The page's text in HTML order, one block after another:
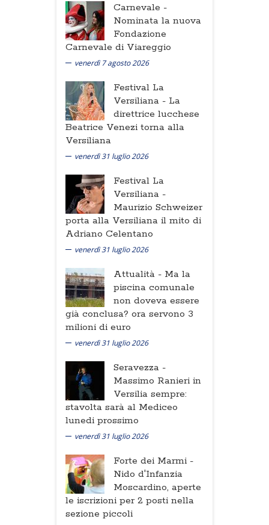
Carnevale -
Nominata la nuova
Fondazione
Carnevale di Viareggio
venerdì 7 agosto 2026
Festival La
Versiliana - La
direttrice lucchese
Beatrice Venezi torna alla
Versiliana
venerdì 31 luglio 2026
Festival La
Versiliana -
Maurizio Schweizer
porta alla Versiliana il mito di
Adriano Celentano
venerdì 31 luglio 2026
Attualità - Ma la
piscina comunale
non doveva essere
già conclusa? ora servono 3
milioni di euro
venerdì 31 luglio 2026
Seravezza -
Massimo Ranieri in
Versilia sempre:
stavolta sarà al Mediceo
lunedi prossimo
venerdì 31 luglio 2026
Forte dei Marmi -
Nido d'Infanzia
Moscardino, aperte
le iscrizioni per 2 posti nella
sezione piccoli